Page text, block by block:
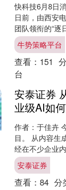
快科技6月8日
日前，由西安
团队领衔的“逐
目前，团队已
波无线传能多项
牛势策略平台
查看： 151
台
安泰证券
业级AI如
作者：于佳卉
目。 从内容生
经在不少企业
透。不仅提升
企业看到了智能
安泰证券
查看： 84 分